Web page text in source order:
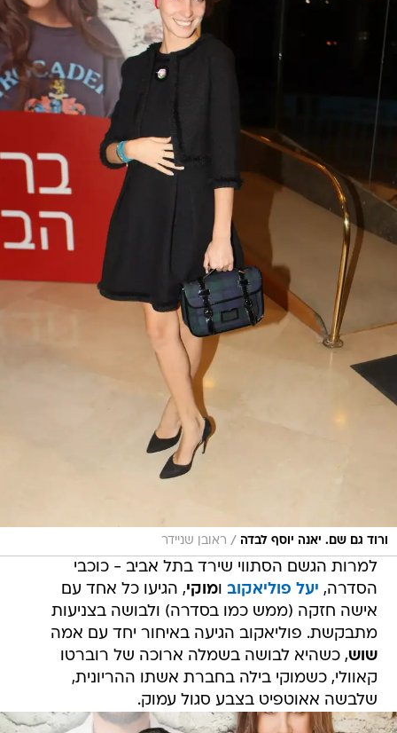
ורוד גם שם. יאנה יוסף לבדה / ראובן שניידר
למרות הגשם הסתווי שירד בתל אביב - כוכבי
הסדרה, יעל פוליאקוב ומוקי, הגיעו כל אחד עם
אישה חזקה (ממש כמו בסדרה) ולבושה בצניעות
מתבקשת. פוליאקוב הגיעה באיחור יחד עם אמה
שוש, כשהיא לבושה בשמלה ארוכה של רוברטו
קאוולי, כשמוקי בילה בחברת אשתו ההריונית,
שלבשה אאוטפיט בצבע סגול עמוק.